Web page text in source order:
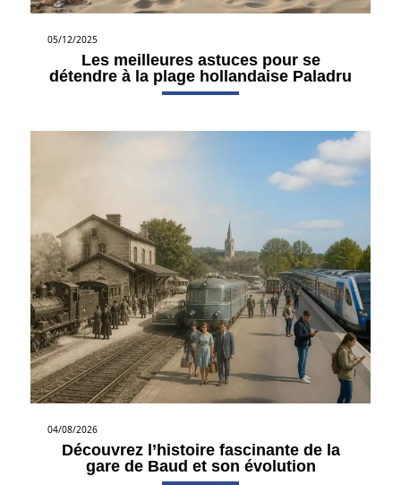
05/12/2025
Les meilleures astuces pour se
détendre à la plage hollandaise Paladru
04/08/2026
Découvrez l’histoire fascinante de la
gare de Baud et son évolution